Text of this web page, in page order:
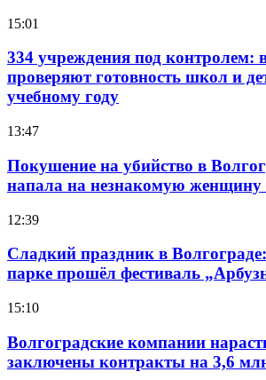
15:01
334 учреждения под контролем:
проверяют готовность школ и
учебному году
13:47
Покушение на убийство в
напала на незнакомую
12:39
Сладкий праздник в
парке прошёл фестиваль
15:10
Волгоградские компании
заключены контракты на 3,6